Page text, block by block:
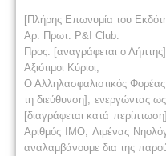
[Πλήρης Επωνυμία του
Αρ. Πρωτ. P&I Club:
Προς: [αναγράφεται ο Λήπτης]
Αξιότιμοι Κύριοι,
Ο Αλληλασφαλιστικός
τη διεύθυνση], ενεργώντας
[διαγράφεται κατά
Αριθμός IMO, Λιμένας
αναλαμβάνουμε δια της